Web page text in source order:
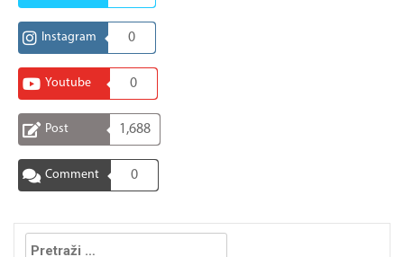
Instagram 0
Youtube 0
Post 1,688
Comment 0
Pretraga: